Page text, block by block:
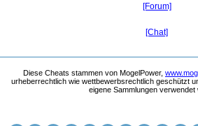
[Forum]
[Chat]
Diese Cheats stammen von MogelPower,
urheberrechtlich wie wettbewerbsrechtlich geschützt
eigene Sammlungen verwendet